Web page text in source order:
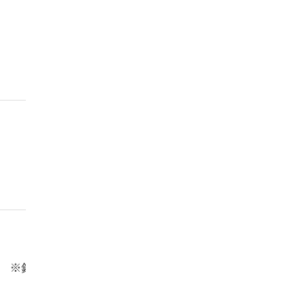
※銀行振込/コンビニ払い